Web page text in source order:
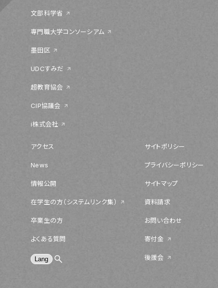
文部科学省
専門職大学コンソーシアム
墨田区
UDCすみだ
超教育協会
CIP協議会
i株式会社
アクセス
News
情報公開
在学生の方（システムリンク集）
卒業生の方
よくある質問
サイトポリシー
プライバシーポリシー
サイトマップ
資料請求
お問い合わせ
寄付金
後援会